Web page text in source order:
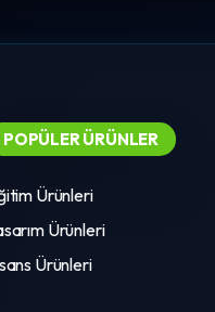
POPÜLER ÜRÜNLER
Ürünleri
Ürünleri
Ürünleri